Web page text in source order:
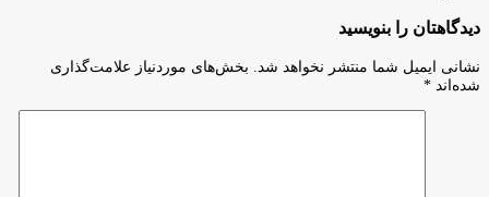
دیدگاهتان را بنویسید
نشانی ایمیل شما منتشر نخواهد شد.
بخش‌های موردنیاز علامت‌گذاری
شده‌اند *